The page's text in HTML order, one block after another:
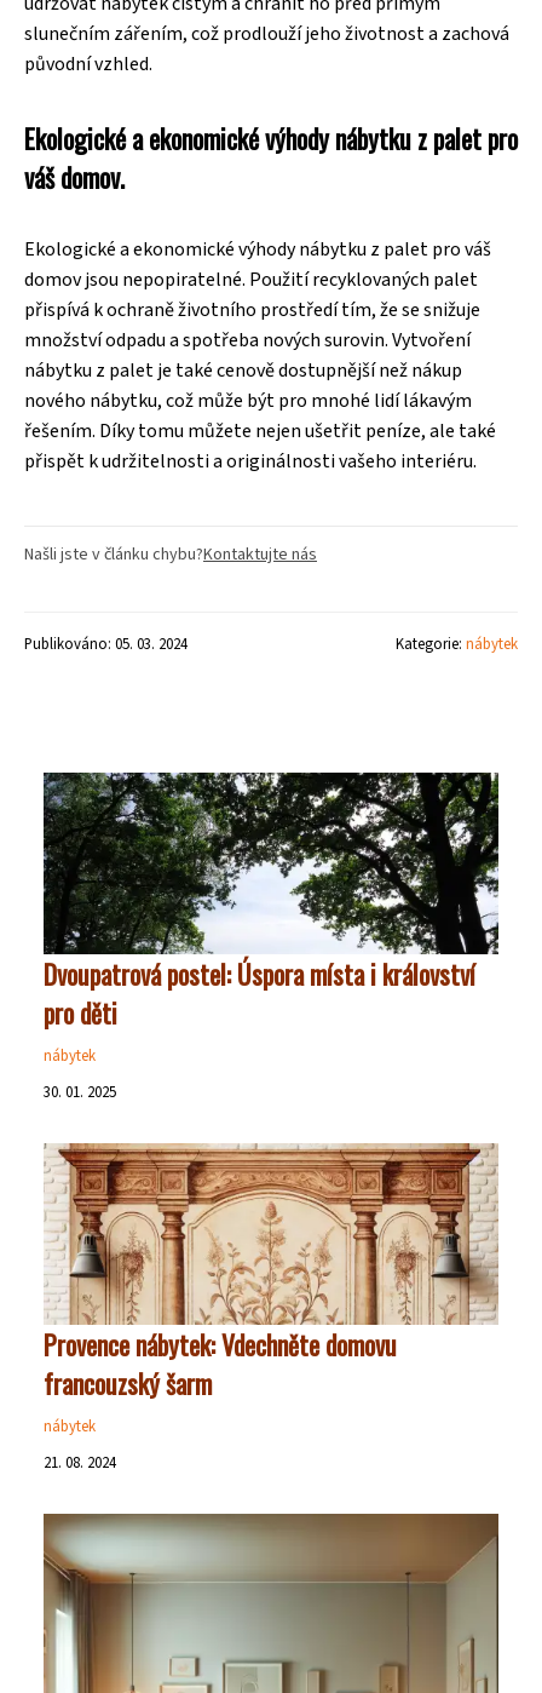
slunečním zářením, což prodlouží jeho životnost a zachová
původní vzhled.
Ekologické a ekonomické výhody nábytku z palet pro
váš domov.
Ekologické a ekonomické výhody nábytku z palet pro váš
domov jsou nepopiratelné. Použití recyklovaných palet
přispívá k ochraně životního prostředí tím, že se snižuje
množství odpadu a spotřeba nových surovin. Vytvoření
nábytku z palet je také cenově dostupnější než nákup
nového nábytku, což může být pro mnohé lidí lákavým
řešením. Díky tomu můžete nejen ušetřit peníze, ale také
přispět k udržitelnosti a originálnosti vašeho interiéru.
Našli jste v článku chybu?Kontaktujte nás
Publikováno: 05. 03. 2024 Kategorie: nábytek
Dvoupatrová postel: Úspora místa i království
pro děti
nábytek
30. 01. 2025
Provence nábytek: Vdechněte domovu
francouzský šarm
nábytek
21. 08. 2024